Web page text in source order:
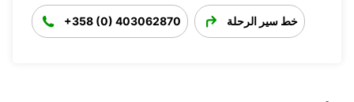
+358 (0) 403062870 خط سير الرحلة